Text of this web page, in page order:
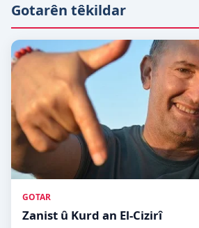
Gotarên têkildar
GOTAR
Zanist û Kurd an El-Cizirî